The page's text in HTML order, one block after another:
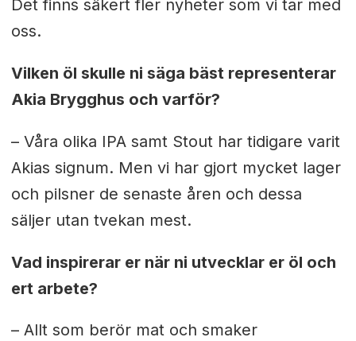
Det finns säkert fler nyheter som vi tar med
oss.
Vilken öl skulle ni säga bäst representerar
Akia Brygghus och varför?
– Våra olika IPA samt Stout har tidigare varit
Akias signum. Men vi har gjort mycket lager
och pilsner de senaste åren och dessa
säljer utan tvekan mest.
Vad inspirerar er när ni utvecklar er öl och
ert arbete?
– Allt som berör mat och smaker